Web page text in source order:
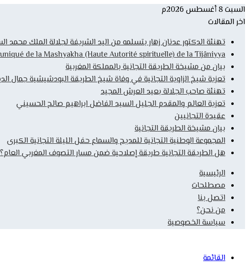
السبت 8 أغسطس 2026م
اخر المقالات
تهنئة الدكتور عدنان زهار بتسلمه من اليد الشريفة لجلالة الملك محمد
de la Mashyakha (Haute Autorité spirituelle) de la Tijâniyya
بيان من مشيخة الطريقة التجانية بالمملكة المغربية
تعزية شيخ الزاوية التجانية في وفاة شيخ الطريقة البودشيشية جمال
تهنئة صاحب الجلالة بعيد العرش المجيد
تعزية العالم والمقدم الجليل السيد الفاضل ابراهيم صالح الحسيني
عقيدة التجانيين
بيان مشيخة الطريقة التجانية
المجموعة الوطنية التجانية للمديح والسماع حفل الليلة التجانية الكبرى
هل الطريقة التجانية طريقة إصلاحية ضمن مسار التصوف المغربي العام؟
الرئيسية
مصطلحات
اتصل بنا
من نحن؟
سياسة الخصوصية
القائمة